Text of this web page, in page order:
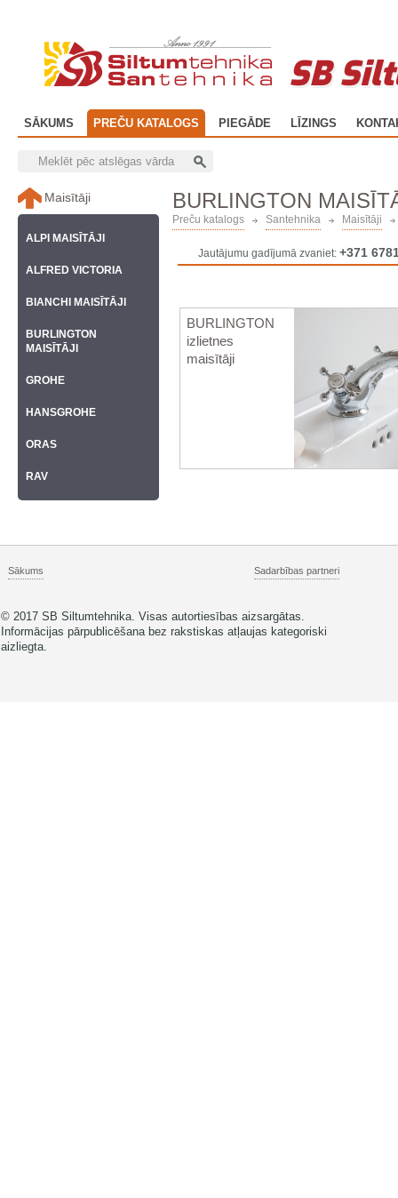
SB
SĀKUMS PREČU KATALOGS PIEGĀDE LĪZINGS
BURLINGTON
Preču katalogs Santehnika Maisītāji
Jautājumu gadījumā zvaniet: +371
BURLINGTON
izlietnes
maisītāji
Maisītāji
ALPI MAISĪTĀJI
ALFRED VICTORIA
BIANCHI MAISĪTĀJI
BURLINGTON
MAISĪTĀJI
GROHE
HANSGROHE
ORAS
RAV
Sākums Sadarbības partneri
© 2017 SB Siltumtehnika. Visas autortiesības aizsargātas.
Informācijas pārpublicēšana bez rakstiskas atļaujas kategoriski
aizliegta.